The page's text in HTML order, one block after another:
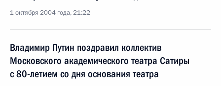
1 октября 2004 года, 21:22
Владимир Путин поздравил коллектив
Московского академического театра Сатиры
с 80-летием со дня основания театра